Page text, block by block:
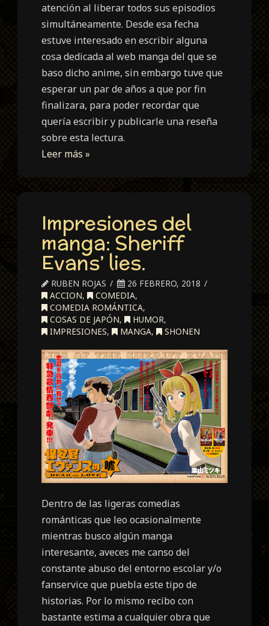
atención al liberar todos sus episodios
simultáneamente. Desde esa fecha
estuve interesado en escribir alguna
cosa dedicada al web manga del que se
baso dicho anime, sin embargo tuve que
esperar un par de años a que por fin
finalizara, para poder recordar que
quería escribir y publicarle una reseña
sobre esta lectura.
Leer más »
Impresiones del
manga: Sheriff
Evans’ lies.
RUBEN ROJAS
26 FEBRERO, 2018
ACCION, COMEDIA,
COMEDIA ROMÁNTICA,
COSAS DE JAPÓN, HUMOR,
IMPRESIONES, MANGA, SHONEN
Dentro de las ligeras comedias
románticas que leo ocasionalmente
mientras busco algún manga
interesante, aveces me canso del
constante abuso del entorno escolar y/o
fanservice que puebla este tipo de
historias. Por lo mismo recibo con
bastante estima a cualquier obra que